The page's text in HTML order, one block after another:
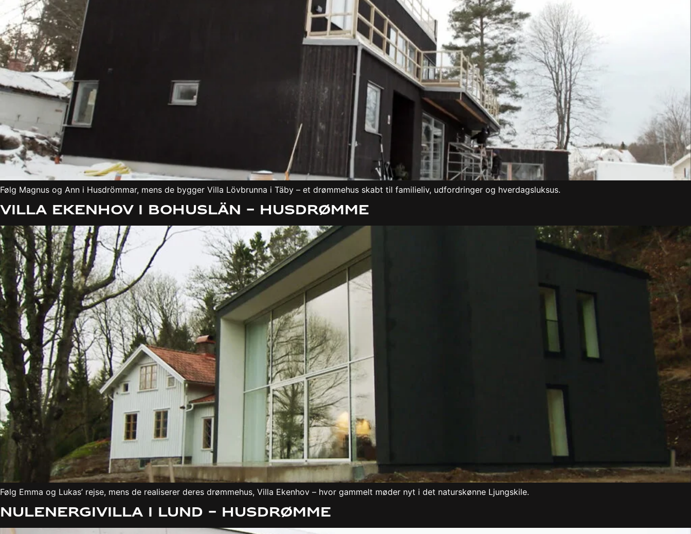
Følg Magnus og Ann i Husdrömmar, mens de bygger Villa Lövbrunna i Täby – et drømmehus skabt til familieliv, udfordringer og hverdagsluksus.
Villa Ekenhov i Bohuslän – Husdrømme
Følg Emma og Lukas’ rejse, mens de realiserer deres drømmehus, Villa Ekenhov – hvor gammelt møder nyt i det naturskønne Ljungskile.
Nulenergivilla i Lund – Husdrømme